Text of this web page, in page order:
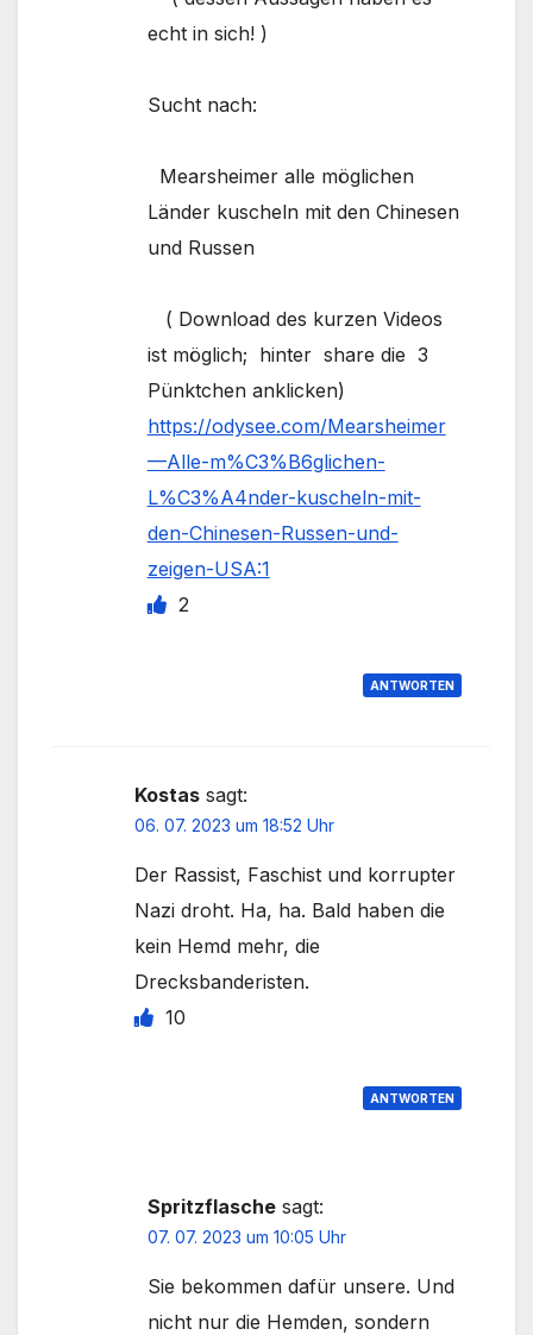
echt in sich! )
Sucht nach:
Mearsheimer alle möglichen
Länder kuscheln mit den Chinesen
und Russen
( Download des kurzen Videos
ist möglich; hinter share die 3
Pünktchen anklicken)
https://odysee.com/Mearsheimer
—Alle-m%C3%B6glichen-
L%C3%A4nder-kuscheln-mit-
den-Chinesen-Russen-und-
zeigen-USA:1
2
ANTWORTEN
Kostas sagt:
06. 07. 2023 um 18:52 Uhr
Der Rassist, Faschist und korrupter
Nazi droht. Ha, ha. Bald haben die
kein Hemd mehr, die
Drecksbanderisten.
10
ANTWORTEN
Spritzflasche sagt:
07. 07. 2023 um 10:05 Uhr
Sie bekommen dafür unsere. Und
nicht nur die Hemden, sondern